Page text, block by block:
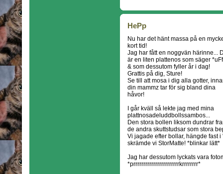
HePp
Nu har det hänt massa på en
kort tid!
Jag har fått en noggvän härinne...
är en liten plattenos som säger
& som dessutom fyller år i dag!
Grattis på dig, Sture!
Se till att mosa i dig alla gotter,
din mammz tar för sig bland dina
håvor!
I går kväll så lekte jag med mina
plattnosadeluddbollssambos...
Den stora bollen liksom dundrar
de andra skuttstudsar som stora
Vi jagade efter bollar, hängde fast
skrämde vi StorMatte! *blinkar lätt*
Jag har dessutom lyckats vara
*prrrrrrrrrrrrrrrrrrrrrrrkrrrrrrrr*